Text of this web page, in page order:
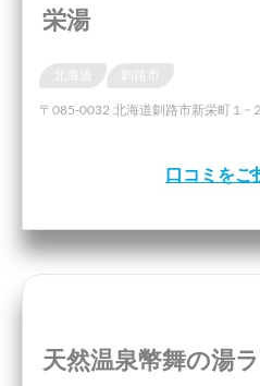
栄湯
釧路市
〒085-0032 北海道釧路市新栄町１−
口コミをご
天然温泉幣舞の湯